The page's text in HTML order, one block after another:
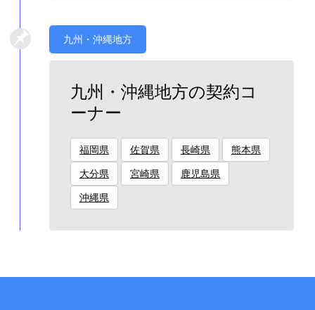
九州・沖縄地方
九州・沖縄地方の契約コ
ーナー
福岡県 佐賀県 長崎県 熊本県
大分県 宮崎県 鹿児島県
沖縄県